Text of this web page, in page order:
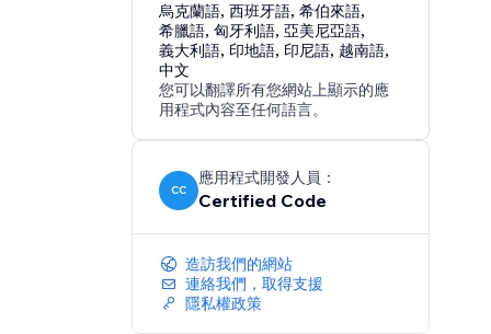
烏克蘭語,西班牙語,希伯來語,
希臘語,匈牙利語,亞美尼亞語,
義大利語, 印地語, 印尼語, 越南語,
中文
您可以翻譯所有您網站上顯示的應
用程式內容至任何語言。
CC
應用程式開發人員：
Certified Code
造訪我們的網站
連絡我們，取得支援
隱私權政策